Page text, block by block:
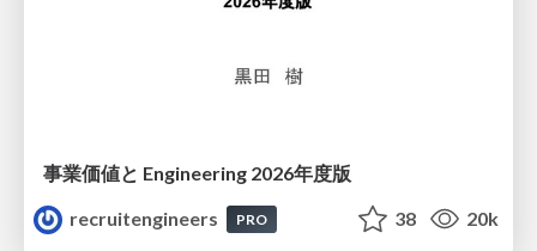
事業価値と Engineering 2026年度版
recruitengineers
PRO 38 20k